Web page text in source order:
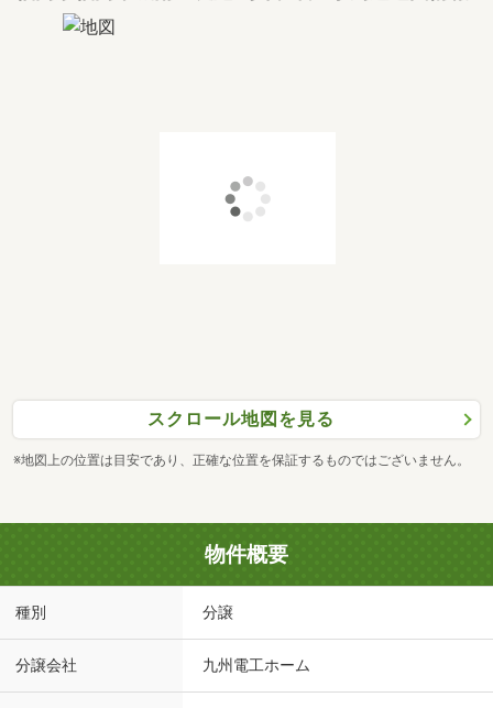
スクロール地図を見る
※地図上の位置は目安であり、正確な位置を保証するものではございません。
物件概要
種別 分譲
分譲会社 九州電工ホーム